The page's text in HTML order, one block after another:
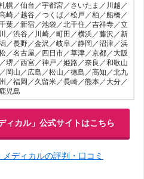
幌／仙台／宇都宮／さいたま／川越／
崎／越谷／つくば／松戸／柏／船橋／
葉／新宿／池袋／北千住／吉祥寺／立
川／渋谷／川崎／町田／横浜／藤沢／新
／長野／金沢／岐阜／静岡／沼津／浜
／名古屋／四日市／草津／京都／大阪
／堺／西宮／神戸／姫路／奈良／和歌山
／岡山／広島／松山／徳島／高知／北九
／福岡／久留米／長崎／熊本／大分／
鹿児島
ィカル」公式サイトはこちら
ディカルの評判・口コミ